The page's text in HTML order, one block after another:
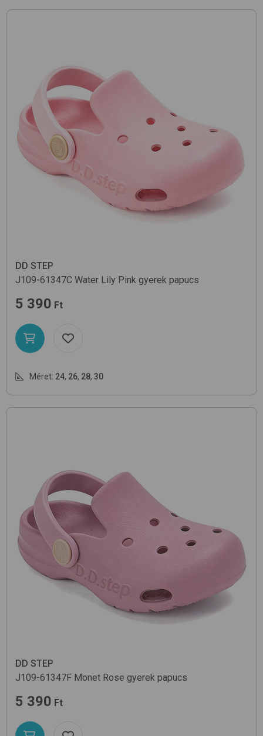
DD STEP
J109-61347C Water Lily Pink gyerek papucs
5 390 Ft
Méret: 24, 26, 28, 30
DD STEP
J109-61347F Monet Rose gyerek papucs
5 390 Ft